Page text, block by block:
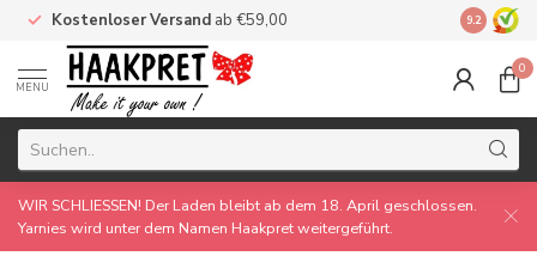
Kostenloser Versand ab €59,00 Made by
9.2
MENU
0
WIR SCHLIESSEN! Der Laden bleibt ab dem 18. April geschlossen.
Yarnies wird unter dem Namen Haakpret weitergeführt.